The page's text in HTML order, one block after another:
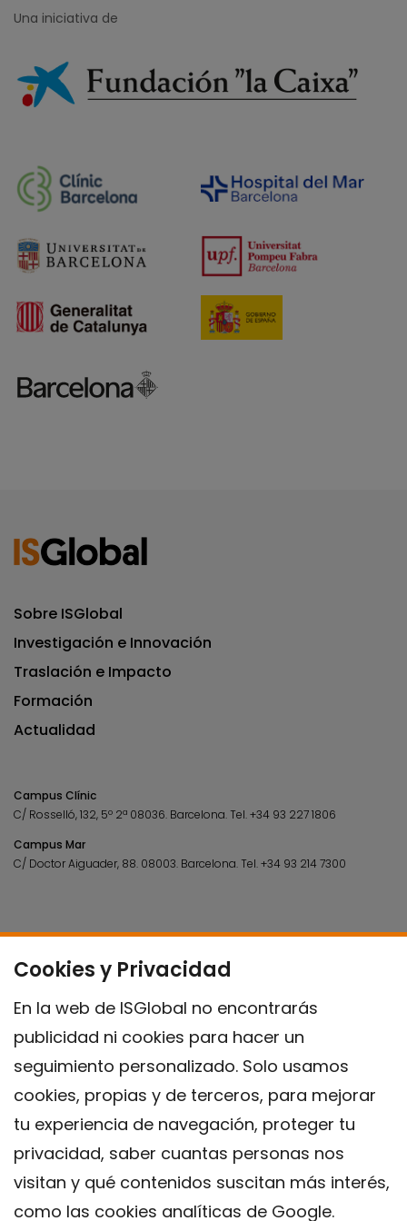
Cookies y Privacidad
En la web de ISGlobal no encontrarás
publicidad ni cookies para hacer un
seguimiento personalizado. Solo usamos
cookies, propias y de terceros, para mejorar
tu experiencia de navegación, proteger tu
privacidad, saber cuantas personas nos
visitan y qué contenidos suscitan más interés,
como las cookies analíticas de Google.
Una iniciativa de
Sobre ISGlobal
Investigación e Innovación
Traslación e Impacto
Formación
Actualidad
Campus Clínic
C/ Rosselló, 132, 5º 2ª 08036. Barcelona.Tel.+34 93 227 1806
Campus Mar
C/ Doctor Aiguader, 88. 08003. Barcelona.Tel.+34 93 214 7300